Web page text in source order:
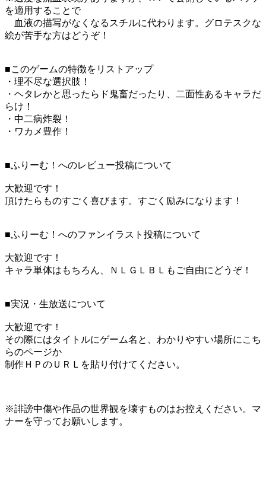
を適用することで
血液の描写がなくなるスチルに代わります。グロテスクな
絵が苦手な方はどうぞ！
■このゲームの特徴をリストアップ
・理不尽な選択肢！
・ヘタレかと思ったらド鬼畜だったり、二面性あるキャラだ
らけ！
・中二病炸裂！
・ワカメ豊作！
■ふりーむ！へのレビュー投稿について
大歓迎です！
頂けたらものすごく喜びます。すごく励みになります！
■ふりーむ！へのファンイラスト投稿について
大歓迎です！
キャラ単体はもちろん、ＮＬＧＬＢＬもご自由にどうぞ！
■実況・生放送について
大歓迎です！
その際にはタイトルにゲーム名と、わかりやすい場所にこち
らのページか
制作ＨＰのＵＲＬを貼り付けてください。
※誹謗中傷や作品の世界観を壊すものはお控えください。マ
ナーを守ってお願いします。